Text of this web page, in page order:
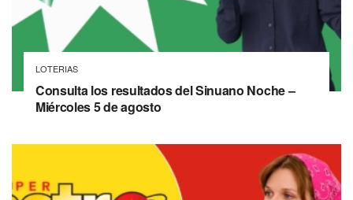
LOTERIAS
Consulta los resultados del Sinuano Noche –
Miércoles 5 de agosto